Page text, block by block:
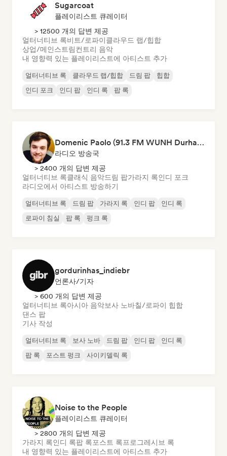
Sugarcoat
플레이리스트 큐레이터
> 12500 개의 답변 제공
얼터너티브 록비트/로파이클라우드 랩/힙합
상업/메인스트림컨트리 음악
내 영향력 있는 플레이리스트에 아티스트 추가
얼터너티브 록 클라우드 랩/힙합 드림 팝
힙합
인디 포크
인디 팝 인디 록 팝 록
Domenic Paolo (91.3 FM WUNH Durham)
라디오 방송국
> 2400 개의 답변 제공
얼터너티브 록클래식 음악드림 팝가라지 록인디 포크
라디오에서 아티스트 방송하기
얼터너티브 록 드림 팝 가라지 록 인디 팝
인디 록
로파이 침실
팝 록 펑크 록
gordurinhas_indiebr
언론사/기자
> 600 개의 답변 제공
얼터너티브 록아시아 음악보사 노바칠/로파이 힙합
댄스 팝
기사 작성
얼터너티브 록 보사 노바 드림 팝 인디 팝
인디 록
팝 록
포스트 펑크 사이키델릭 록
Noise to the People
플레이리스트 큐레이터
> 2800 개의 답변 제공
가라지 록인디 록팝 록포스트 록프로그레시브 록
내 영향력 있는 플레이리스트에 아티스트 추가